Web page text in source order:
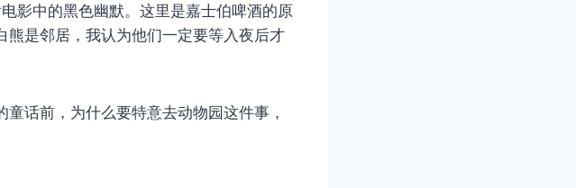
影中的黑色幽默。这里是嘉士伯啤酒的原
是邻居，我认为他们一定要等入夜后才
话前，为什么要特意去动物园这件事，